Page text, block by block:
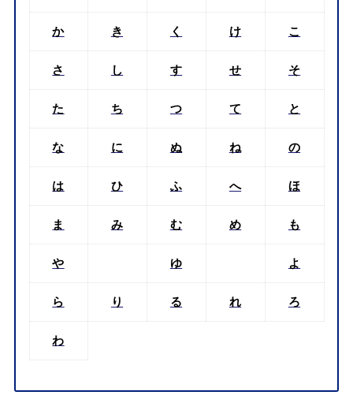
か き く け こ
さ し す せ そ
た ち つ て と
な に ぬ ね の
は ひ ふ へ ほ
ま み む め も
や ゆ よ
ら り る れ ろ
わ